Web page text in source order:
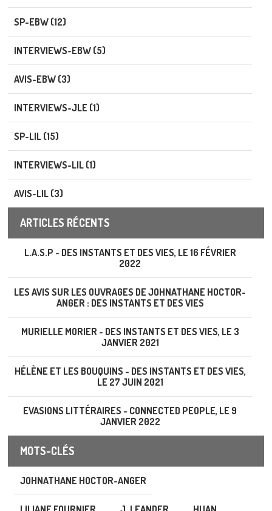
SP-EBW (12)
INTERVIEWS-EBW (5)
AVIS-EBW (3)
INTERVIEWS-JLE (1)
SP-LIL (15)
INTERVIEWS-LIL (1)
AVIS-LIL (3)
ARTICLES RÉCENTS
L.A.S.P - DES INSTANTS ET DES VIES, LE 16 FÉVRIER
2022
LES AVIS SUR LES OUVRAGES DE JOHNATHANE HOCTOR-
ANGER : DES INSTANTS ET DES VIES
MURIELLE MORIER - DES INSTANTS ET DES VIES, LE 3
JANVIER 2021
HÉLÈNE ET LES BOUQUINS - DES INSTANTS ET DES VIES,
LE 27 JUIN 2021
EVASIONS LITTÉRAIRES - CONNECTED PEOPLE, LE 9
JANVIER 2022
MOTS-CLÉS
JOHNATHANE HOCTOR-ANGER